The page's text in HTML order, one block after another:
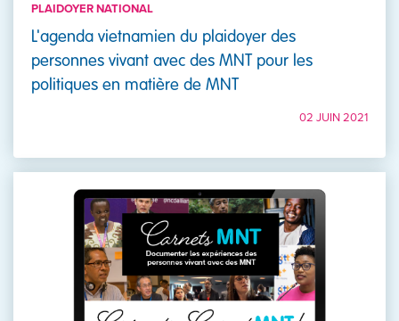
PLAIDOYER NATIONAL
L'agenda vietnamien du plaidoyer des
personnes vivant avec des MNT pour les
politiques en matière de MNT
02 JUIN 2021